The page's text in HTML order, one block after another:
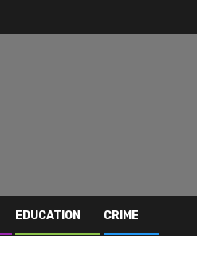
EDUCATION CRIME